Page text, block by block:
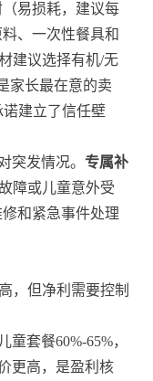
易损耗，建议每
、一次性餐具和
建议选择有机/无
家长最在意的卖
诺建立了信任壁
突发情况。 专属补
障或儿童意外受
和紧急事件处理
，但净利需要控制
童套餐60%-65%，
更高，是盈利核